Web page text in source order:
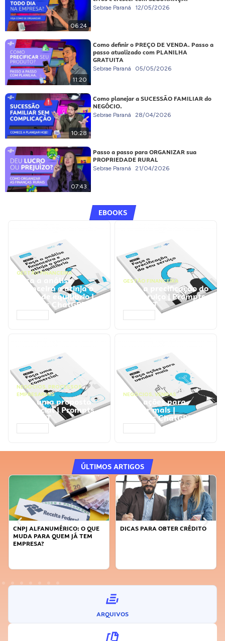
06:24
Sebrae Paraná 12/05/2026
11:20
Como definir o PREÇO DE VENDA. Passo a
passo atualizado com PLANILHA
GRATUITA
Sebrae Paraná 05/05/2026
10:28
Como planejar a SUCESSÃO FAMILIAR do
NEGÓCIO.
Sebrae Paraná 28/04/2026
07:43
Passo a passo para ORGANIZAR sua
PROPRIEDADE RURAL
Sebrae Paraná 21/04/2026
EBOOKS
GESTÃO FINANCEIRA
Faça a análise
financeira e atinja o
ponto de equilíbrio |
Prompts ChatGPT
GESTÃO FINANCEIRA
Faça a precificação do
seu serviço | Prompts
ChatGPT
NEGÓCIOS, PROCESSOS
EMPRESARIAIS
Faça uma proposta
comercial | Prompts
ChatGPT
NEGÓCIOS, VENDAS
Faça ações para
vender mais |
Prompts ChatGPT
ÚLTIMOS ARTIGOS
DICAS PARA OBTER CRÉDITO
FAÇA A DIFERENÇA: SEJA
ARQUIVOS